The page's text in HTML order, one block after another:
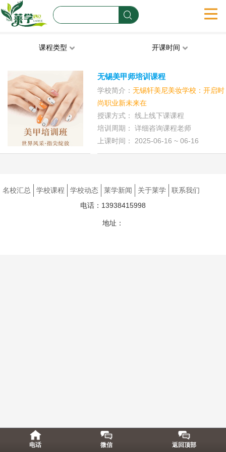
学校课程
学校动态
莱学新闻
联系我们
课程类型 开课时间
技能培训 职业资格 学历学位 管理培训
文体才艺 工程建筑 财经培训 国际学校
语言培训 出国留学 补习辅导 互联网it
--
无锡美甲师培训课程
学校简介： 无锡轩美尼美妆学校：开启时
尚职业新未来在
授课方式： 线上线下课课程
培训周期： 详细咨询课程老师
上课时间： 2025-06-16 ~ 06-16
名校汇总 学校课程 学校动态 莱学新闻 关于莱学
联系我们
电话：13938415998
地址：
电话 微信 返回顶部